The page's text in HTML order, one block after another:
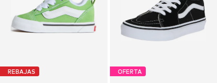
REBAJAS OFERTA